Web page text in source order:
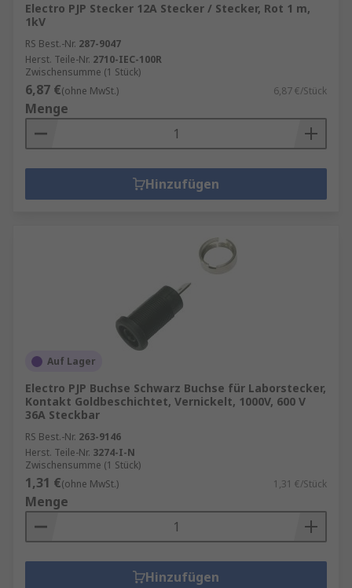
Electro PJP Stecker 12A Stecker / Stecker, Rot 1 m,
1kV
RS Best.-Nr. 287-9047
Herst. Teile-Nr. 2710-IEC-100R
Zwischensumme (1 Stück)
6,87 €(ohne MwSt.) 6,87 €/Stück
Menge
Hinzufügen
Auf Lager
Electro PJP Buchse Schwarz Buchse für Laborstecker,
Kontakt Goldbeschichtet, Vernickelt, 1000V, 600 V
36A Steckbar
RS Best.-Nr. 263-9146
Herst. Teile-Nr. 3274-I-N
Zwischensumme (1 Stück)
1,31 €(ohne MwSt.) 1,31 €/Stück
Menge
Hinzufügen